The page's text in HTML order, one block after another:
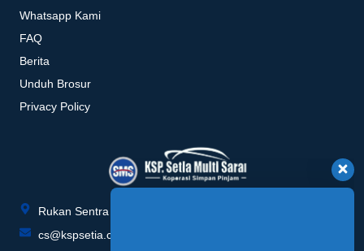
Whatsapp Kami
FAQ
Berita
Unduh Brosur
Privacy Policy
Rukan Sentra Niaga Blok P no. 015-016, Green Lake City
cs@kspsetia.co.id